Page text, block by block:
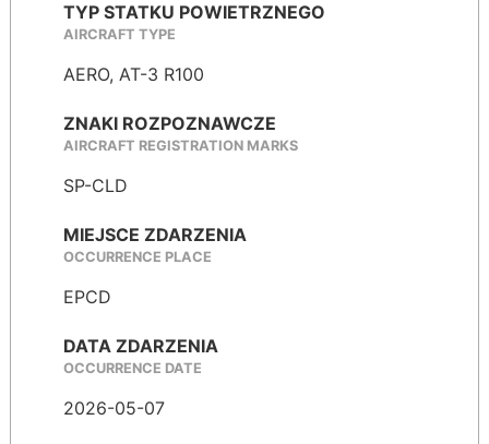
TYP STATKU POWIETRZNEGO
AIRCRAFT TYPE
AERO, AT-3 R100
ZNAKI ROZPOZNAWCZE
AIRCRAFT REGISTRATION MARKS
SP-CLD
MIEJSCE ZDARZENIA
OCCURRENCE PLACE
EPCD
DATA ZDARZENIA
OCCURRENCE DATE
2026-05-07